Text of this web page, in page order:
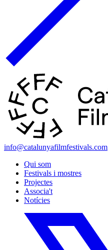
info@catalunyafilmfestivals.com
Qui som
Festivals i mostres
Projectes
Associa't
Notícies